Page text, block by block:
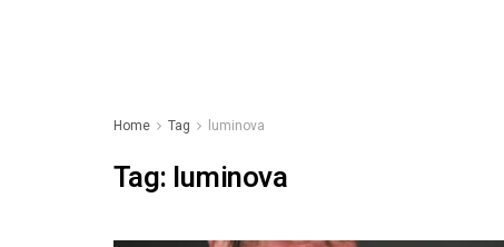
Home Tag luminova
Tag: luminova